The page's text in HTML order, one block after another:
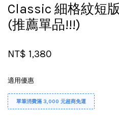
Classic 細格紋短
(推薦單品!!!)
NT$ 1,380
適用優惠
單筆消費滿 3,000 元超商免運